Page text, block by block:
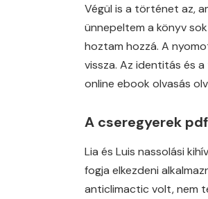
Végül is a történet az,
ünnepeltem a könyv
hoztam hozzá. A
vissza. Az identitás és
online ebook olvasás
A cseregyerek pdf
Lia és Luis nassolási
fogja elkezdeni
anticlimactic volt, nem